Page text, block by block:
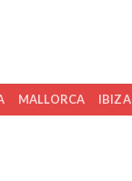
MALLORCA IBIZA